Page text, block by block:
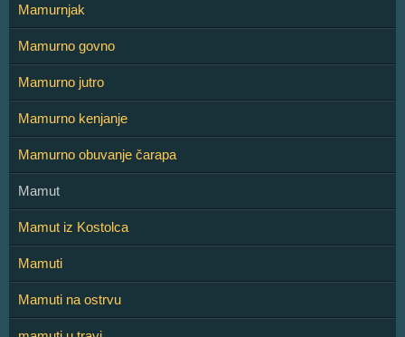
Mamurnjak
Mamurno govno
Mamurno jutro
Mamurno kenjanje
Mamurno obuvanje čarapa
Mamut
Mamut iz Kostolca
Mamuti
Mamuti na ostrvu